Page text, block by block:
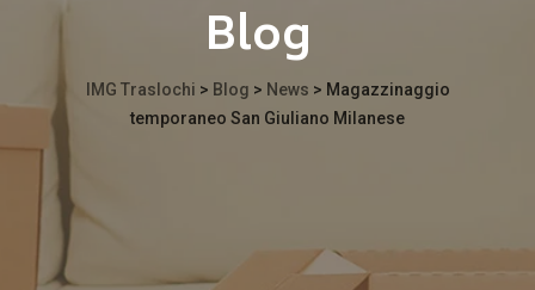
Blog
IMG Traslochi > Blog > News > Magazzinaggio
temporaneo San Giuliano Milanese